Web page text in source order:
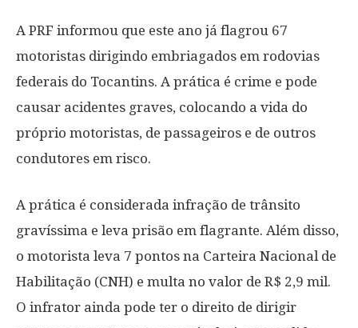
A PRF informou que este ano já flagrou 67
motoristas dirigindo embriagados em rodovias
federais do Tocantins. A prática é crime e pode
causar acidentes graves, colocando a vida do
próprio motoristas, de passageiros e de outros
condutores em risco.
A prática é considerada infração de trânsito
gravíssima e leva prisão em flagrante. Além disso,
o motorista leva 7 pontos na Carteira Nacional de
Habilitação (CNH) e multa no valor de R$ 2,9 mil.
O infrator ainda pode ter o direito de dirigir